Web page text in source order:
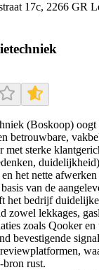
17c, 2266 GR
(Boskoop)
betrouwbare,
met sterke
het nette
van de
het bedrijf
zowel lekkages,
zoals Qooker
bevestigende
bron rust.